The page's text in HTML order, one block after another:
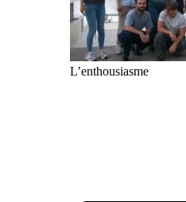
L’enthousiasme